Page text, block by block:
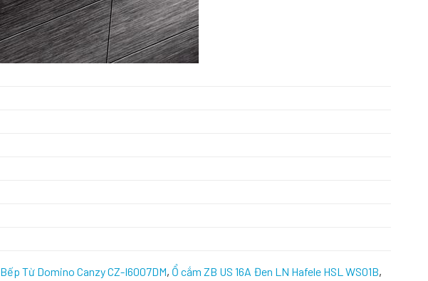
Bếp Từ Domino Canzy CZ-I6007DM, Ổ cắm ZB US 16A Đen LN Hafele HSL WS01B,